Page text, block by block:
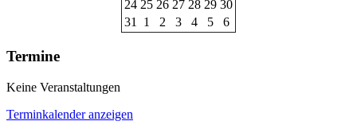
24 25 26 27 28 29 30
31
1 2 3 4 5 6
Termine
Keine Veranstaltungen
Terminkalender anzeigen